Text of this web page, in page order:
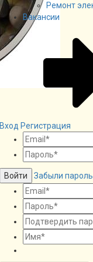
Ремонт
Вакансии
Вход Регистрация
Войти Забыли